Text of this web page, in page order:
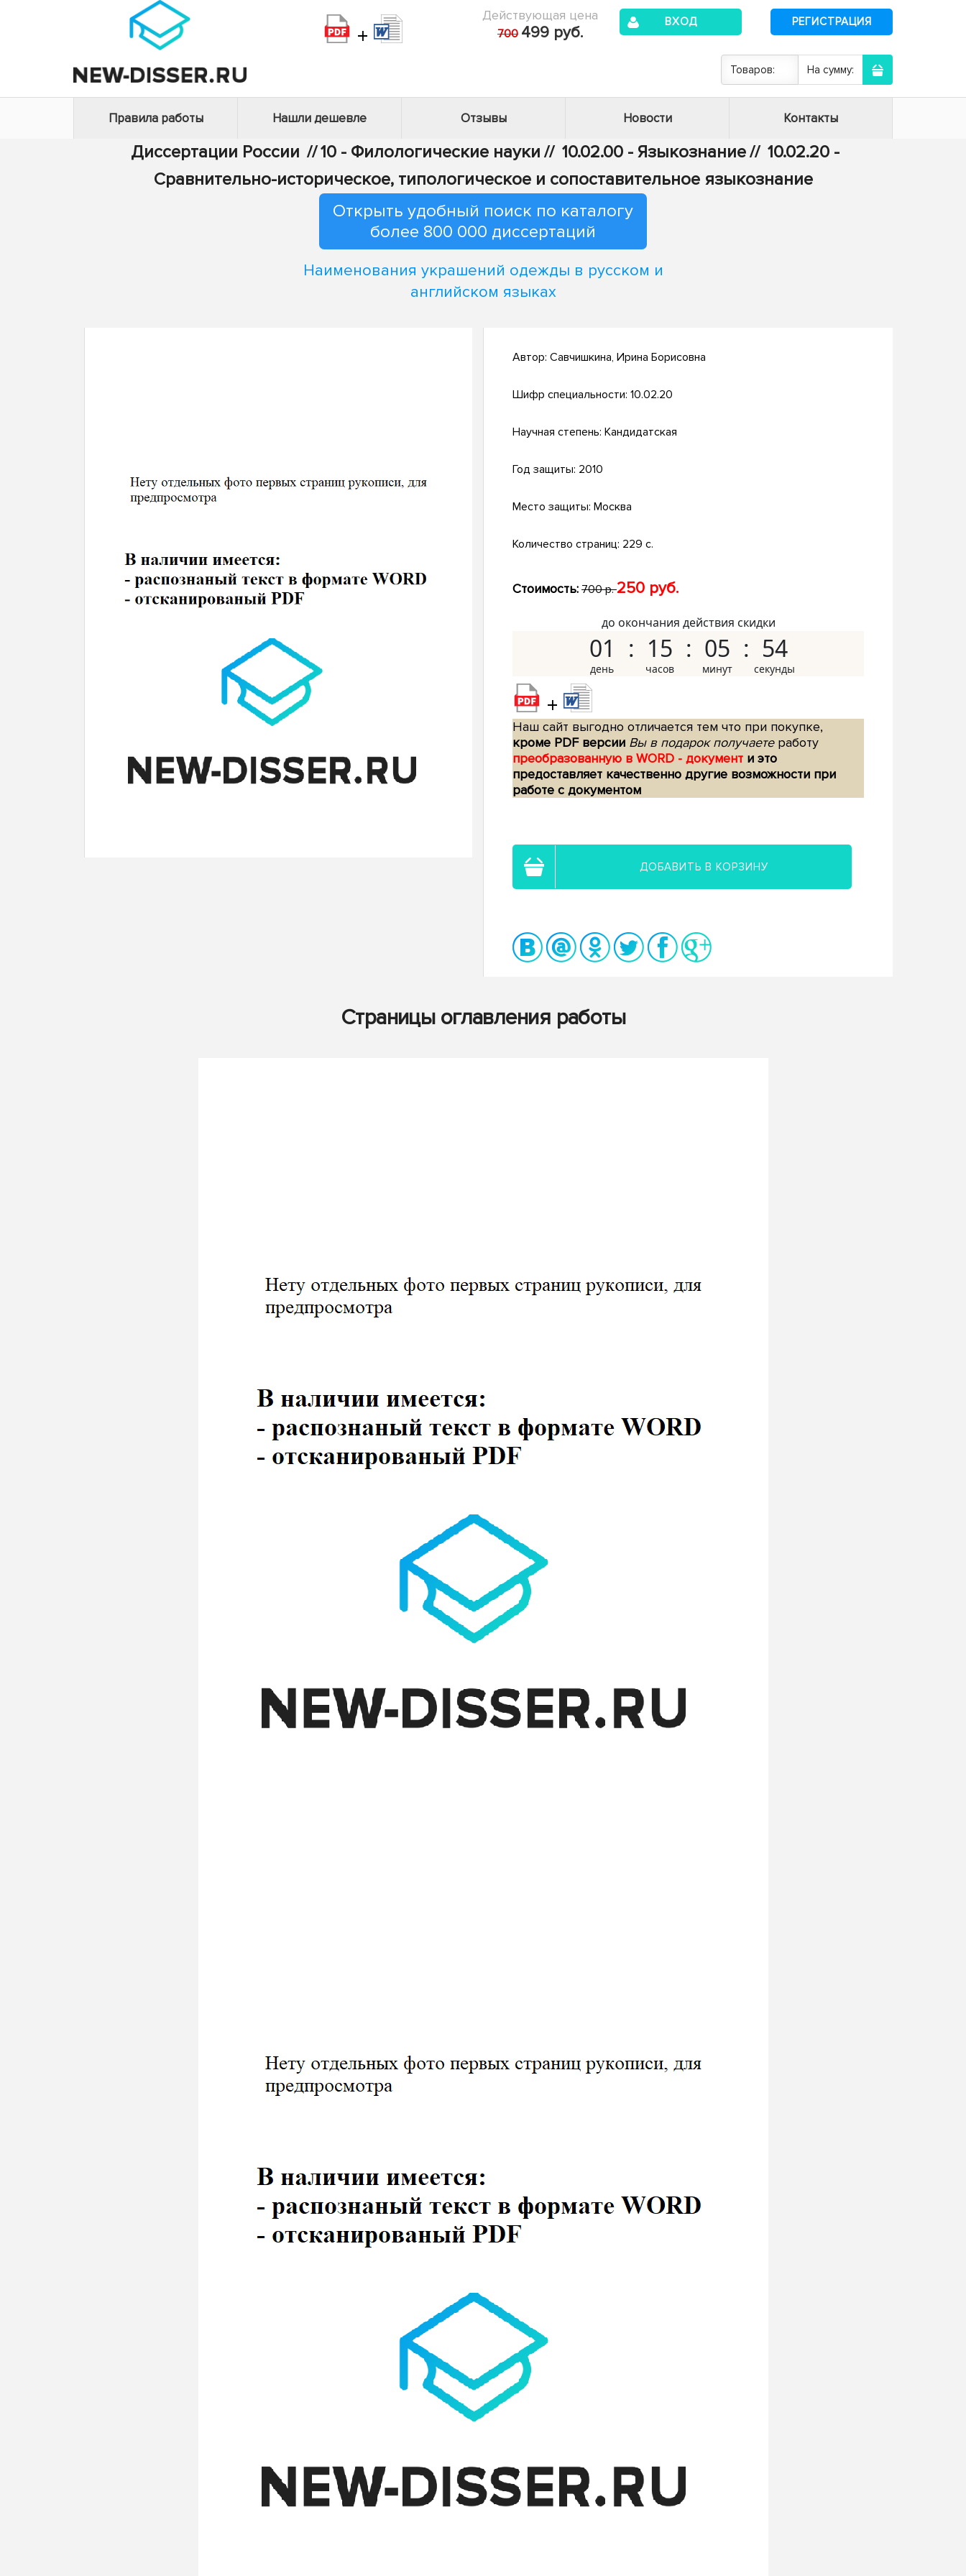
+
Действующая цена
700 499 руб.
ВХОД РЕГИСТРАЦИЯ
Товаров: На сумму:
Правила работы Нашли дешевле Отзывы Новости Контакты
Диссертации России //10 - Филологические науки // 10.02.00 - Языкознание// 10.02.20 -
Сравнительно-историческое, типологическое и сопоставительное языкознание
Открыть удобный поиск по каталогу
более 800 000 диссертаций
Наименования украшений одежды в русском и
английском языках
Автор: Савчишкина, Ирина Борисовна
Шифр специальности: 10.02.20
Научная степень: Кандидатская
Год защиты: 2010
Место защиты: Москва
Количество страниц: 229 с.
Стоимость: 700 р.250 руб.
до окончания действия скидки
01 15 05 53
+
Наш сайт выгодно отличается тем что при покупке,
кроме PDF версии Вы в подарок получаетеработу
преобразованную в WORD - документ и это
предоставляет качественно другие возможности при
работе с документом
ДОБАВИТЬ В КОРЗИНУ
Страницы оглавления работы